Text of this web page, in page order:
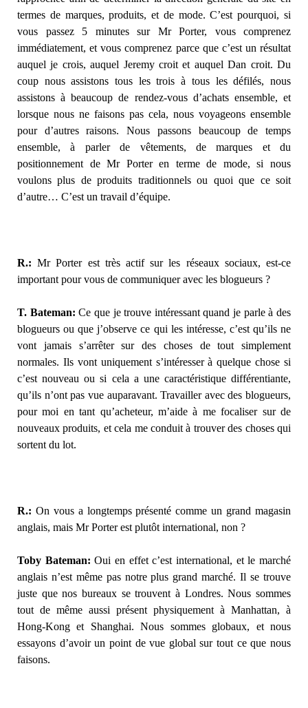
termes de marques, produits, et de mode. C’est pourquoi, si
vous passez 5 minutes sur Mr Porter, vous comprenez
immédiatement, et vous comprenez parce que c’est un résultat
auquel je crois, auquel Jeremy croit et auquel Dan croit. Du
coup nous assistons tous les trois à tous les défilés, nous
assistons à beaucoup de rendez-vous d’achats ensemble, et
lorsque nous ne faisons pas cela, nous voyageons ensemble
pour d’autres raisons. Nous passons beaucoup de temps
ensemble, à parler de vêtements, de marques et du
positionnement de Mr Porter en terme de mode, si nous
voulons plus de produits traditionnels ou quoi que ce soit
d’autre… C’est un travail d’équipe.
R.: Mr Porter est très actif sur les réseaux sociaux, est-ce
important pour vous de communiquer avec les blogueurs ?
T. Bateman: Ce que je trouve intéressant quand je parle à des
blogueurs ou que j’observe ce qui les intéresse, c’est qu’ils ne
vont jamais s’arrêter sur des choses de tout simplement
normales. Ils vont uniquement s’intéresser à quelque chose si
c’est nouveau ou si cela a une caractéristique différentiante,
qu’ils n’ont pas vue auparavant. Travailler avec des blogueurs,
pour moi en tant qu’acheteur, m’aide à me focaliser sur de
nouveaux produits, et cela me conduit à trouver des choses qui
sortent du lot.
R.: On vous a longtemps présenté comme un grand magasin
anglais, mais Mr Porter est plutôt international, non ?
Toby Bateman: Oui en effet c’est international, et le marché
anglais n’est même pas notre plus grand marché. Il se trouve
juste que nos bureaux se trouvent à Londres. Nous sommes
tout de même aussi présent physiquement à Manhattan, à
Hong-Kong et Shanghai. Nous sommes globaux, et nous
essayons d’avoir un point de vue global sur tout ce que nous
faisons.